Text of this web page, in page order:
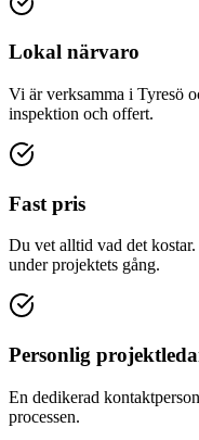
Lokal närvaro
Vi är verksamma i Tyresö
inspektion och offert.
Fast pris
Du vet alltid vad det
under projektets gång.
Personlig
En dedikerad
processen.